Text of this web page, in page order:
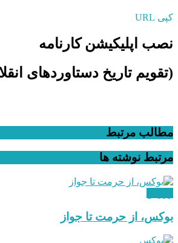
کپی URL
نصب اپلیکیشن کارنامه
(تقویم تاریخ دستاوردهای
مطالب مرتبط
مرتبط نوشته ها
بوکس، از حرمت تا جواز